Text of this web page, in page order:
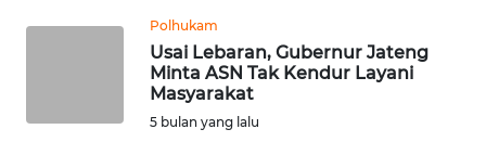
Polhukam
Usai Lebaran, Gubernur Jateng
Minta ASN Tak Kendur Layani
Masyarakat
5 bulan yang lalu
PEDOMAN